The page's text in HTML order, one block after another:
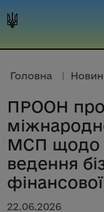
Головна |
ПРООН
МСП щодо
ведення
фінансової
22.06.2026